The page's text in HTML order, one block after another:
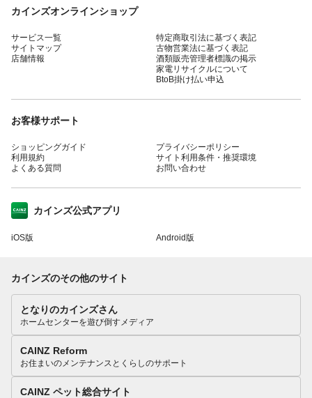
カインズオンラインショップ
サービス一覧
サイトマップ
店舗情報
特定商取引法に基づく表記
古物営業法に基づく表記
酒類販売管理者標識の掲示
家電リサイクルについて
BtoB掛け払い申込
お客様サポート
ショッピングガイド
利用規約
よくある質問
プライバシーポリシー
サイト利用条件・推奨環境
お問い合わせ
カインズ公式アプリ
iOS版 Android版
カインズのその他のサイト
となりのカインズさん
ホームセンターを遊び倒すメディア
CAINZ Reform
お住まいのメンテナンスとくらしのサポート
CAINZ ペット総合サイト